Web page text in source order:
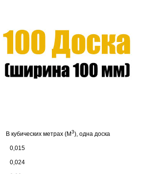
метрах (M3), одна доска